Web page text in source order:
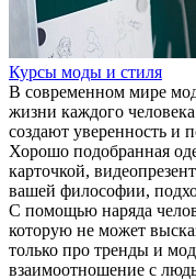
Курсы моды и стиля
В современном мире
жизни каждого
создают уверенность и
Хорошо подобранная
карточкой,
вашей философии,
С помощью наряда
которую не может
только про тренды и
взаимоотношение с